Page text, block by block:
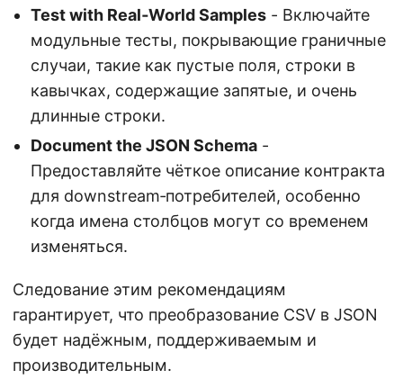
Test with Real‑World Samples - Включайте
модульные тесты, покрывающие граничные
случаи, такие как пустые поля, строки в
кавычках, содержащие запятые, и очень
длинные строки.
Document the JSON Schema -
Предоставляйте чёткое описание контракта
для downstream‑потребителей, особенно
когда имена столбцов могут со временем
изменяться.
Следование этим рекомендациям
гарантирует, что преобразование CSV в JSON
будет надёжным, поддерживаемым и
производительным.